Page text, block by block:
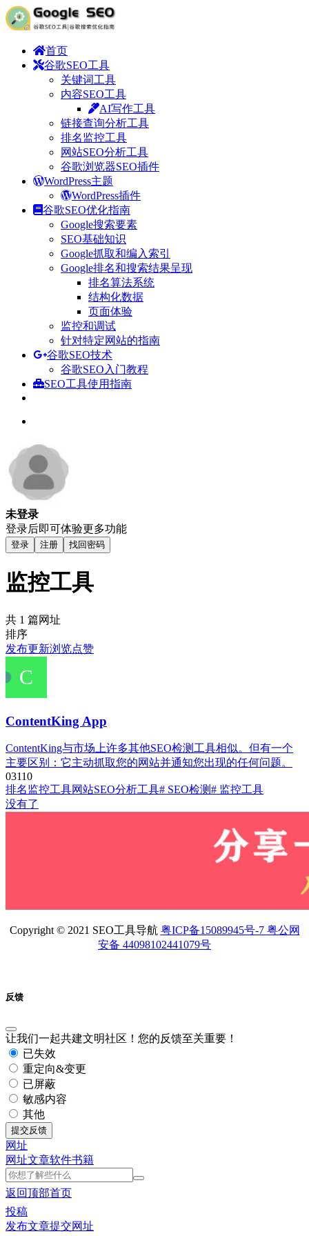
首页
谷歌SEO工具
关键词工具
内容SEO工具
AI写作工具
链接查询分析工具
排名监控工具
网站SEO分析工具
谷歌浏览器SEO插件
WordPress主题
WordPress插件
谷歌SEO优化指南
Google搜索要素
SEO基础知识
Google抓取和编入索引
Google排名和搜索结果呈现
排名算法系统
结构化数据
页面体验
监控和调试
针对特定网站的指南
谷歌SEO技术
谷歌SEO入门教程
SEO工具使用指南
未登录
登录后即可体验更多功能
登录 注册 找回密码
监控工具
共 1 篇网址
排序
发布更新浏览点赞
ContentKing App
ContentKing与市场上许多其他SEO检测工具相似。但有一个
主要区别：它主动抓取您的网站并通知您出现的任何问题。
03110
排名监控工具网站SEO分析工具# SEO检测# 监控工具
没有了
Copyright © 2021 SEO工具导航 粤ICP备15089945号-7 粤公网
安备 44098102441079号
反馈
让我们一起共建文明社区！您的反馈至关重要！
已失效
重定向&变更
已屏蔽
敏感内容
其他
提交反馈
网址
网址文章软件书籍
返回顶部首页
投稿
发布文章提交网址